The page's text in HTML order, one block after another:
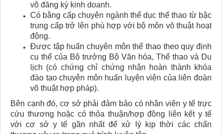
võ đăng ký kinh doanh.
Có bằng cấp chuyên ngành thể dục thể thao từ bậc
trung cấp trở lên phù hợp với bộ môn võ thuật hoạt
động.
Được tập huấn chuyên môn thể thao theo quy định
cụ thể của Bộ trưởng Bộ Văn hóa, Thể thao và Du
lịch (có chứng chỉ chứng nhận hoàn thành khóa
đào tạo chuyên môn huấn luyện viên của liên đoàn
võ thuật hợp pháp).
Bên cạnh đó, cơ sở phải đảm bảo có nhân viên y tế trực
cứu thương hoặc có thỏa thuận/hợp đồng liên kết y tế
với cơ sở y tế gần nhất để xử lý kịp thời các chấn